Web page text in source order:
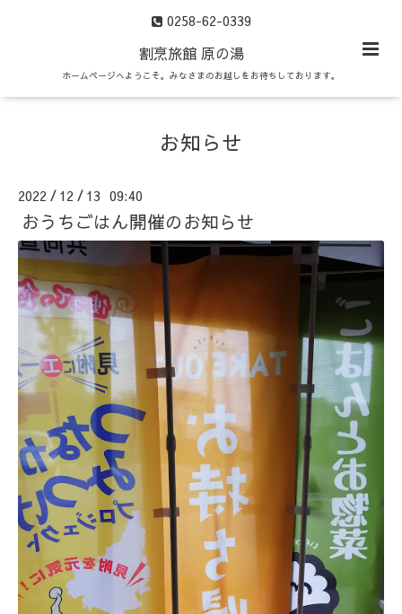
0258-62-0339
割烹旅館 原の湯
ホームページへようこそ。みなさまのお越しをお待ちしております。
お知らせ
2022 / 12 / 13 09:40
おうちごはん開催のお知らせ